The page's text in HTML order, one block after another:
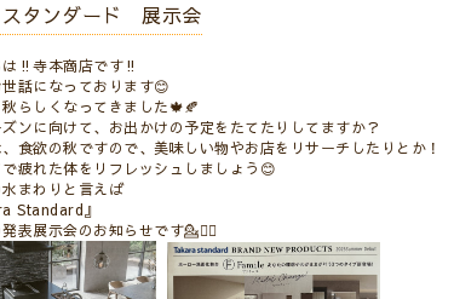
スタンダード 展示会
は‼️寺本商店です‼️⠀
話になっております😊⠀
らしくなってきました🍁🍂⠀
ンに向けて、お出かけの予定をたてたりしてますか？⠀
食欲の秋ですので、美味しい物やお店をリサーチしたりとか！⠀
疲れた体をリフレッシュしましょう😊⠀⠀
まわりと言えば⠀
Standard』
表展示会のお知らせです💁💁‍♂️